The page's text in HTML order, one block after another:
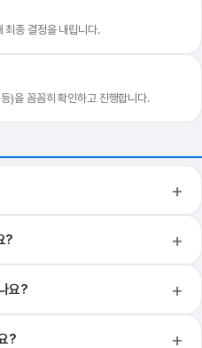
종 결정을 내립니다.
)을 꼼꼼히 확인하고 진행합니다.
?
요?
?